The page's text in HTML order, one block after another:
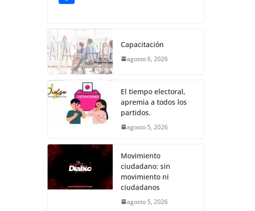
e
b
o
o
k
er
A
p
n
g
m
p
ar
tir
Capacitación
agosto 6, 2026
El tiempo electoral,
apremia a todos los
partidos.
agosto 5, 2026
Movimiento
ciudadano: sin
movimiento ni
ciudadanos
agosto 5, 2026